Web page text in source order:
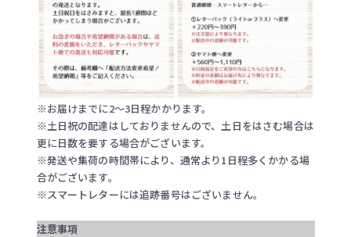
※お届けまでに2～3日程かかります。
※土日祝の配達はしておりませんので、土日をはさむ場合は
更に日数を要する場合がございます。
※発送や集荷の時間帯により、通常より1日程多くかかる場
合がございます。
※スマートレターには追跡番号はございません。
注意事項